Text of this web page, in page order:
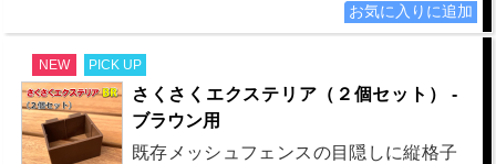
NEW PICK UP
さくさくエクステリア（２個セット） -
ブラウン用
既存メッシュフェンスの目隠しに縦格子